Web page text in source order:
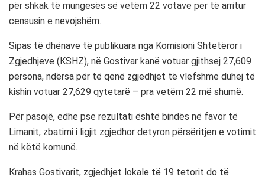
për shkak të mungesës së vetëm 22 votave për të arritur
censusin e nevojshëm.
Sipas të dhënave të publikuara nga Komisioni Shtetëror i
Zgjedhjeve (KSHZ), në Gostivar kanë votuar gjithsej 27,609
persona, ndërsa për të qenë zgjedhjet të vlefshme duhej të
kishin votuar 27,629 qytetarë – pra vetëm 22 më shumë.
Për pasojë, edhe pse rezultati është bindës në favor të
Limanit, zbatimi i ligjit zgjedhor detyron përsëritjen e votimit
në këtë komunë.
Krahas Gostivarit, zgjedhjet lokale të 19 tetorit do të